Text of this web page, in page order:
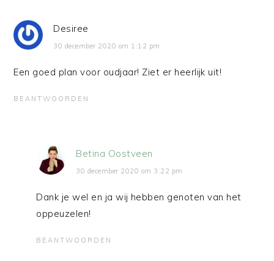
Desiree
30 december 2020 om 1:12 pm
Een goed plan voor oudjaar! Ziet er heerlijk uit!
BEANTWOORDEN
Betina Oostveen
30 december 2020 om 3:22 pm
Dank je wel en ja wij hebben genoten van het
oppeuzelen!
BEANTWOORDEN